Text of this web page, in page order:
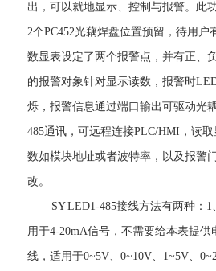
出，可以就地显示、控制与报警。此
2个PC452光藕焊盘位置预留，待用户
数显表设定了两个报警点，并有正、
的报警对象针对显示读数，报警时
烁，报警信息通过端口输出可驱动光
485通讯，可远程连接PLC/HMI，读
数如模块地址或者波特率，以及报警
改。
SY LED1-485接线方法有两种：
用于4-20mA信号，不需要给本表提
线，适用于0~5V、0~10V、1~5V、